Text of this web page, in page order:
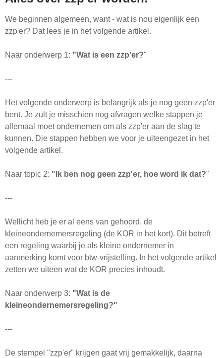
We beginnen algemeen, want - wat is nou eigenlijk een
zzp'er? Dat lees je in het volgende artikel.
Naar onderwerp 1: "Wat is een zzp'er?"
---
Het volgende onderwerp is belangrijk als je nog geen zzp'er
bent. Je zult je misschien nog afvragen welke stappen je
allemaal moet ondernemen om als zzp'er aan de slag te
kunnen. Die stappen hebben we voor je uiteengezet in het
volgende artikel.
Naar topic 2: "Ik ben nog geen zzp'er, hoe word ik dat?"
---
Wellicht heb je er al eens van gehoord, de
kleineondernemersregeling (de KOR in het kort). Dit betreft
een regeling waarbij je als kleine ondernemer in
aanmerking komt voor btw-vrijstelling. In het volgende artikel
zetten we uiteen wat de KOR precies inhoudt.
Naar onderwerp 3: "Wat is de
kleineondernemersregeling?"
---
De stempel "zzp'er" krijgen gaat vrij gemakkelijk, daarna